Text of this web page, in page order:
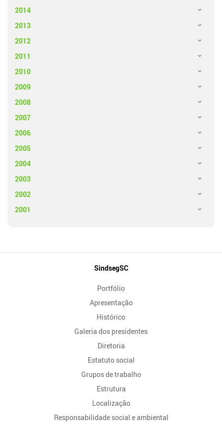
2014
2013
2012
2011
2010
2009
2008
2007
2006
2005
2004
2003
2002
2001
SindsegSC
Portfólio
Apresentação
Histórico
Galeria dos presidentes
Diretoria
Estatuto social
Grupos de trabalho
Estrutura
Localização
Responsabilidade social e ambiental